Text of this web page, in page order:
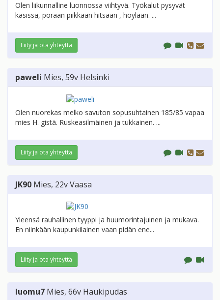
Olen liikunnalline luonnossa viihtyvä. Työkalut pysyvät
käsissä, poraan piikkaan hitsaan , höylään. ...
Liity ja ota yhteyttä
paweli Mies, 59v Helsinki
Olen nuorekas melko savuton sopusuhtainen 185/85 vapaa
mies H. gistä. Ruskeasilmäinen ja tukkainen. ...
Liity ja ota yhteyttä
JK90 Mies, 22vVaasa
Yleensä rauhallinen tyyppi ja huumorintajuinen ja mukava.
En niinkään kaupunkilainen vaan pidän ene...
Liity ja ota yhteyttä
luomu7 Mies, 66v Haukipudas